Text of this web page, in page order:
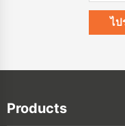
Products